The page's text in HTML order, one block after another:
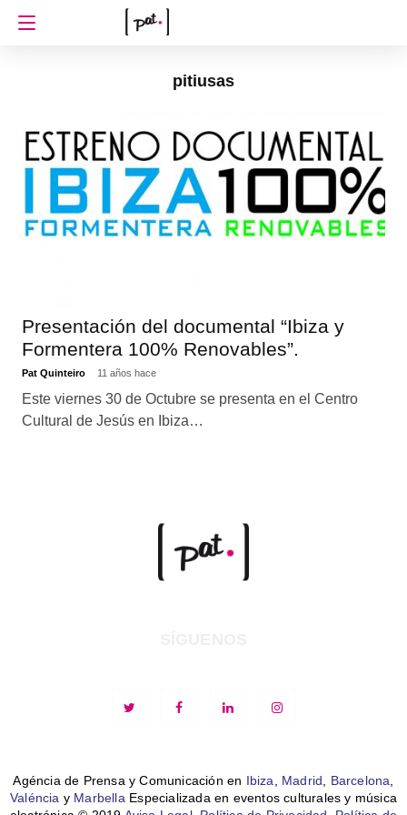
pitiusas
Presentación del documental “Ibiza y
Formentera 100% Renovables”.
Pat Quinteiro 11 años hace
Este viernes 30 de Octubre se presenta en el Centro
Cultural de Jesús en Ibiza…
Agéncia de Prensa y Comunicación en Ibiza, Madrid, Barcelona,
Valéncia y MarbellaEspecializada en eventos culturales y música